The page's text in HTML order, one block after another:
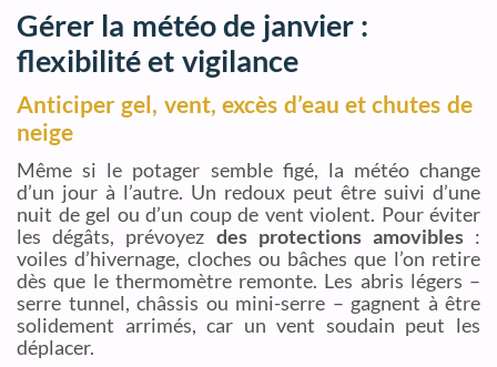
Gérer la météo de janvier :
flexibilité et vigilance
Anticiper gel, vent, excès d’eau et chutes de
neige
Même si le potager semble figé, la météo change
d’un jour à l’autre. Un redoux peut être suivi d’une
nuit de gel ou d’un coup de vent violent. Pour éviter
les dégâts, prévoyez des protections amovibles:
voiles d’hivernage, cloches ou bâches que l’on retire
dès que le thermomètre remonte. Les abris légers –
serre tunnel, châssis ou mini-serre – gagnent à être
solidement arrimés, car un vent soudain peut les
déplacer.